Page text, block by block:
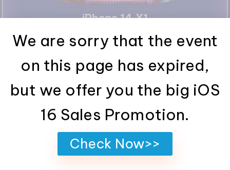
We are sorry that the event
on this page has expired,
but we offer you the big iOS
16 Sales Promotion.
Check Now>>
iPhone 14 X1
50 € Amazon
Geschenkkarte X6
20% Rabatt
Gutscheincode